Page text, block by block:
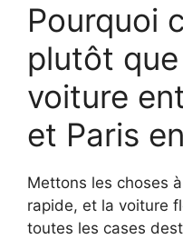
Pourquoi
plutôt que
voiture
et Paris
Mettons les choses à
rapide, et la voiture
toutes les cases